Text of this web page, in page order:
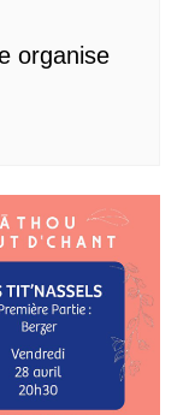
organise